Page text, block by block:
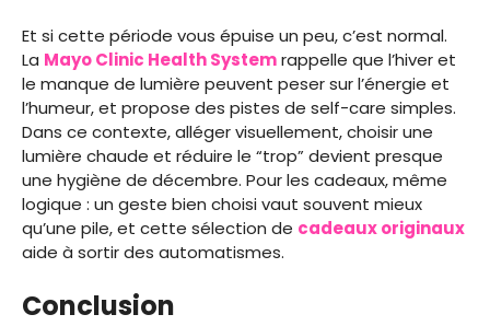
Et si cette période vous épuise un peu, c’est normal.
La Mayo Clinic Health Systemrappelle que l’hiver et
le manque de lumière peuvent peser sur l’énergie et
l’humeur, et propose des pistes de self-care simples.
Dans ce contexte, alléger visuellement, choisir une
lumière chaude et réduire le “trop” devient presque
une hygiène de décembre. Pour les cadeaux, même
logique : un geste bien choisi vaut souvent mieux
qu’une pile, et cette sélection de cadeaux originaux
aide à sortir des automatismes.
Conclusion